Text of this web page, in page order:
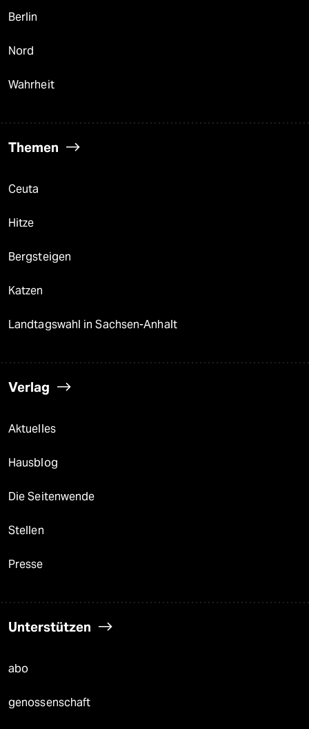
Berlin
Nord
Wahrheit
Themen
Ceuta
Hitze
Bergsteigen
Katzen
Landtagswahl in Sachsen-Anhalt
Verlag
Aktuelles
Hausblog
Die Seitenwende
Stellen
Presse
Unterstützen
abo
genossenschaft